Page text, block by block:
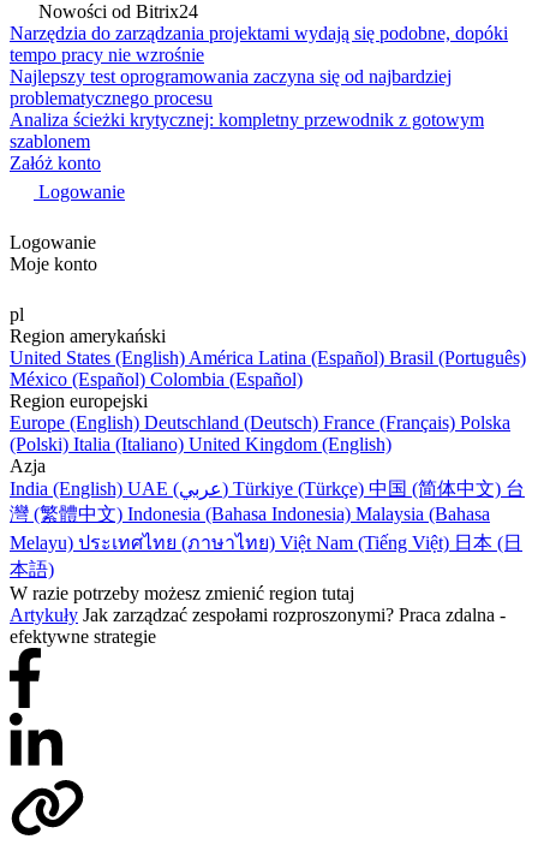
Nowości od Bitrix24
Narzędzia do zarządzania projektami wydają się podobne, dopóki
tempo pracy nie wzrośnie
Najlepszy test oprogramowania zaczyna się od najbardziej
problematycznego procesu
Analiza ścieżki krytycznej: kompletny przewodnik z gotowym
szablonem
Załóż konto
Logowanie
Logowanie
Moje konto
pl
Region amerykański
United States (English) América Latina (Español) Brasil (Português)
México (Español) Colombia (Español)
Region europejski
Europe (English) Deutschland (Deutsch) France (Français) Polska
(Polski) Italia (Italiano) United Kingdom (English)
Azja
India (English)
UAE (عربي) Türkiye (Türkçe) 中国 (简体中文) 台
灣 (繁體中文) Indonesia (Bahasa Indonesia) Malaysia (Bahasa
Melayu) ประเทศไทย (ภาษาไทย) Việt Nam (Tiếng Việt) 日本 (日
本語)
W razie potrzeby możesz zmienić region tutaj
Artykuły Jak zarządzać zespołami rozproszonymi? Praca zdalna -
efektywne strategie